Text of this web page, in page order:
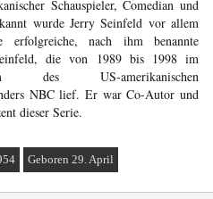
Schauspieler, Comedian und
wurde Jerry Seinfeld vor allem
erfolgreiche, nach ihm benannte
die von 1989 bis 1998 im
des US-amerikanischen
NBC lief. Er war Co-Autor und
dieser Serie.
Geboren 29. April